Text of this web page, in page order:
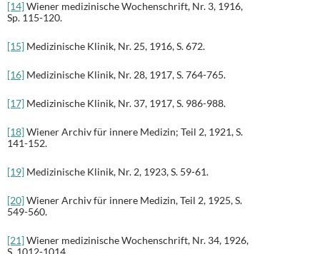
[14]Wiener medizinische Wochenschrift, Nr. 3, 1916,
Sp. 115-120.
[15] Medizinische Klinik, Nr. 25, 1916, S. 672.
[16] Medizinische Klinik, Nr. 28, 1917, S. 764-765.
[17] Medizinische Klinik, Nr. 37, 1917, S. 986-988.
[18]Wiener Archiv für innere Medizin; Teil 2, 1921, S.
141-152.
[19] Medizinische Klinik, Nr. 2, 1923, S. 59-61.
[20]Wiener Archiv für innere Medizin, Teil 2, 1925, S.
549-560.
[21]Wiener medizinische Wochenschrift, Nr. 34, 1926,